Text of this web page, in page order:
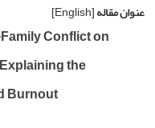
عنوان مقاله[English]
Conflict on
the
Burnout